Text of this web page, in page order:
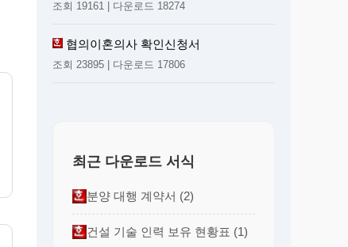
조회 19161 | 다운로드 18274
협의이혼의사 확인신청서
조회 23895 | 다운로드 17806
최근 다운로드 서식
분양 대행 계약서 (2)
건설 기술 인력 보유 현황표 (1)